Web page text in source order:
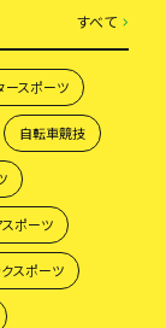
すべて
ースポーツ
自転車競技
スポーツ
クスポーツ